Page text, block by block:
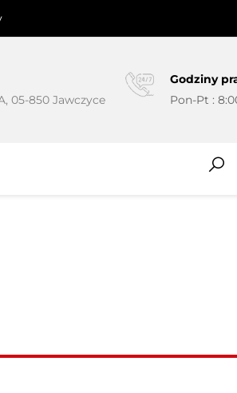
05-850 Jawczyce
Godziny
Pon-Pt :